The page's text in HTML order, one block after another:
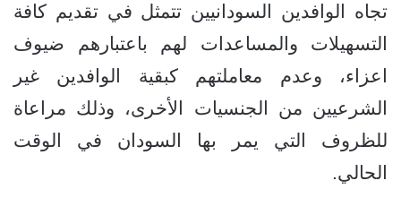
تجاه الوافدين السودانيين تتمثل في تقديم كافة
التسهيلات والمساعدات لهم باعتبارهم ضيوف
اعزاء، وعدم معاملتهم كبقية الوافدين غير
الشرعيين من الجنسيات الأخرى، وذلك مراعاة
للظروف التي يمر بها السودان في الوقت
الحالي.